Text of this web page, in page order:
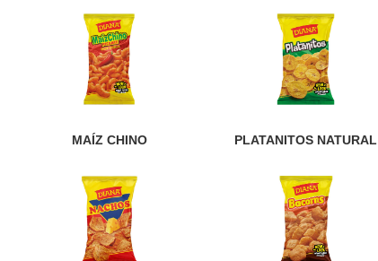
MAÍZ CHINO PLATANITOS NATURAL